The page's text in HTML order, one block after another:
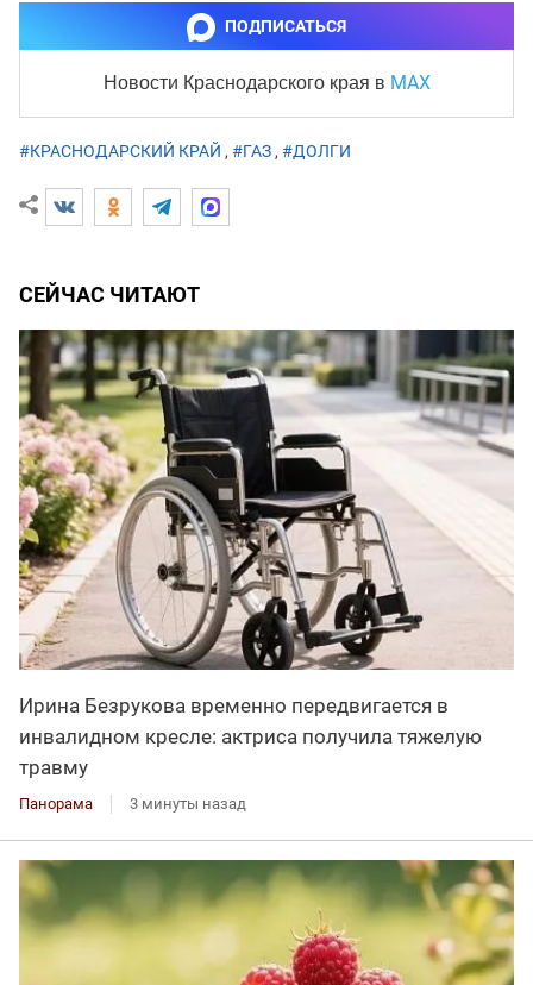
ПОДПИСАТЬСЯ
Новости Краснодарского края в MAX
#КРАСНОДАРСКИЙ КРАЙ , #ГАЗ , #ДОЛГИ
СЕЙЧАС ЧИТАЮТ
Ирина Безрукова временно передвигается в
инвалидном кресле: актриса получила тяжелую
травму
Панорама 3 минуты назад